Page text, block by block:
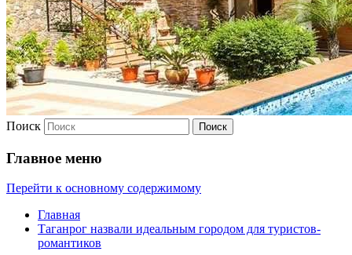
Поиск
Главное меню
Перейти к основному содержимому
Главная
Таганрог назвали идеальным городом для туристов-
романтиков